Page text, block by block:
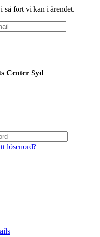
så fort vi kan i ärendet.
Center Syd
lösenord?